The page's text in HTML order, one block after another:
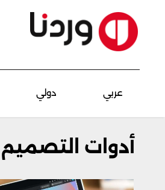
عربي دولي
أدوات التصميم